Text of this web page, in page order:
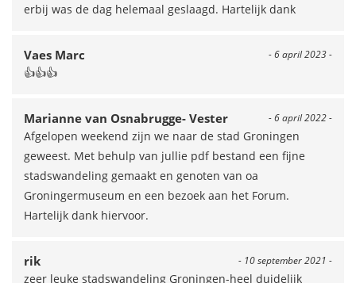
erbij was de dag helemaal geslaagd. Hartelijk dank
- 6 april 2023 -
Vaes Marc
👍👍👍
- 6 april 2022 -
Marianne van Osnabrugge- Vester
Afgelopen weekend zijn we naar de stad Groningen
geweest. Met behulp van jullie pdf bestand een fijne
stadswandeling gemaakt en genoten van oa
Groningermuseum en een bezoek aan het Forum.
Hartelijk dank hiervoor.
- 10 september 2021 -
rik
zeer leuke stadswandeling Groningen-heel duidelijk